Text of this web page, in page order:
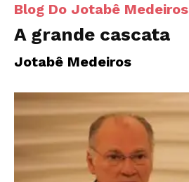
Blog Do Jotabê Medeiros
A grande cascata
Jotabê Medeiros